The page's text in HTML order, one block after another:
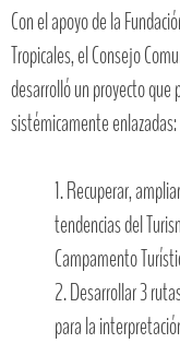
Con el apoyo de la
Tropicales, el Consejo
desarrolló un proyecto que
sistémicamente enlazadas:
1. Recuperar,
tendencias del
Campamento
2. Desarrollar 3
para la